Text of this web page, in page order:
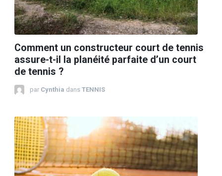
Comment un constructeur court de tennis
assure-t-il la planéité parfaite d’un court
de tennis ?
par Cynthia dans TENNIS